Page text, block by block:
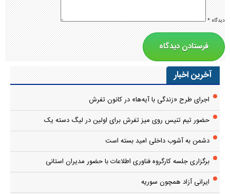
دیدگاه*
آخرین اخبار
اجرای طرح «زندگی با آیه‌ها» در کانون تفرش
حضور تیم تنیس روی میز تفرش برای اولین در لیگ دسته یک
دشمن به آشوب داخلی امید بسته است
برگزاری جلسه کارگروه فناوری اطلاعات با حضور مدیران استانی
ایرانی آزاد همچون سوریه